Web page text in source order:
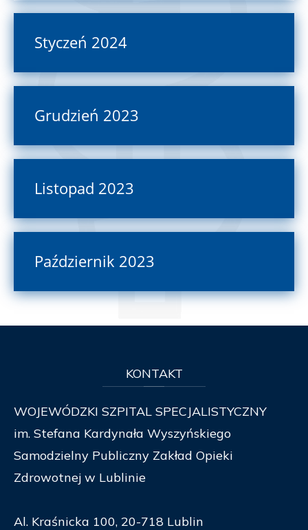
Styczeń 2024
Grudzień 2023
Listopad 2023
Październik 2023
KONTAKT
WOJEWÓDZKI SZPITAL SPECJALISTYCZNY
im. Stefana Kardynała Wyszyńskiego
Samodzielny Publiczny Zakład Opieki
Zdrowotnej w Lublinie
Al. Kraśnicka 100, 20-718 Lublin